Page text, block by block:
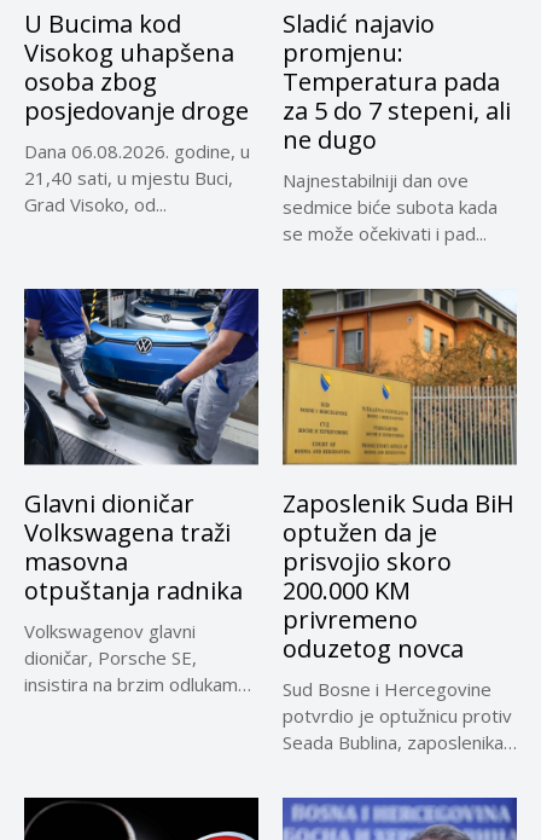
U Bucima kod
Visokog uhapšena
osoba zbog
posjedovanje droge
Dana 06.08.2026. godine, u
21,40 sati, u mjestu Buci,
Grad Visoko, od...
Sladić najavio
promjenu:
Temperatura pada
za 5 do 7 stepeni, ali
ne dugo
Najnestabilniji dan ove
sedmice biće subota kada
se može očekivati i pad...
Glavni dioničar
Volkswagena traži
masovna
otpuštanja radnika
Volkswagenov glavni
dioničar, Porsche SE,
insistira na brzim odlukama
Zaposlenik Suda BiH
optužen da je
prisvojio skoro
200.000 KM
privremeno
oduzetog novca
Sud Bosne i Hercegovine
potvrdio je optužnicu protiv
Seada Bublina, zaposlenika